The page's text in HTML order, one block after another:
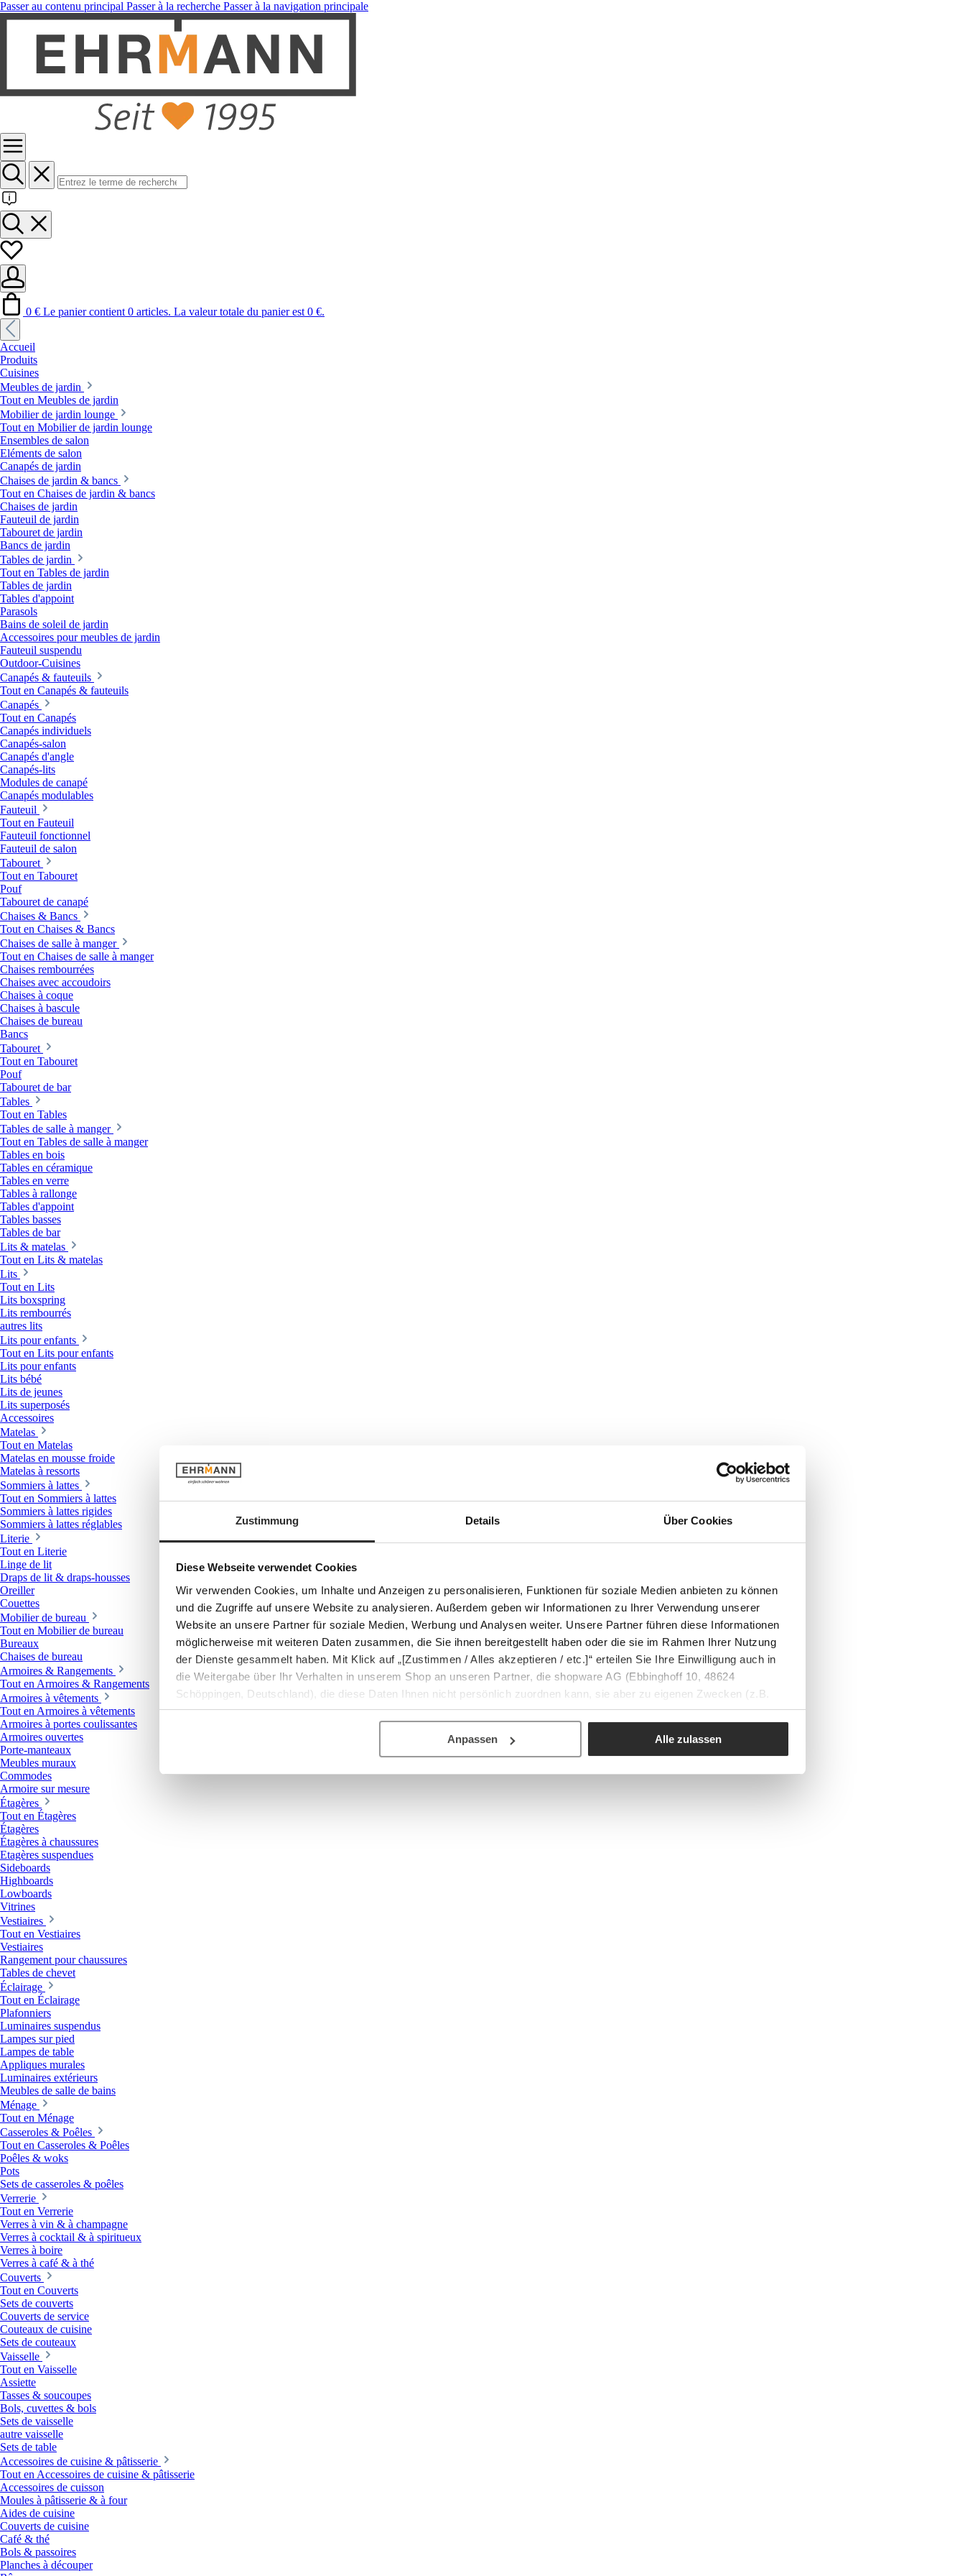
Zustimmung Details Über Cookies
Diese Webseite verwendet Cookies
Wir verwenden Cookies, um Inhalte und Anzeigen zu personalisieren, Funktionen für soziale Medien anbieten zu können
und die Zugriffe auf unsere Website zu analysieren. Außerdem geben wir Informationen zu Ihrer Verwendung unserer
Website an unsere Partner für soziale Medien, Werbung und Analysen weiter. Unsere Partner führen diese Informationen
möglicherweise mit weiteren Daten zusammen, die Sie ihnen bereitgestellt haben oder die sie im Rahmen Ihrer Nutzung
der Dienste gesammelt haben. Mit Klick auf „[Zustimmen / Alles akzeptieren / etc.]“ erteilen Sie Ihre Einwilligung auch in
die Weitergabe über Ihr Verhalten in unserem Shop an unseren Partner, die shopware AG (Ebbinghoff 10, 48624
Schöppingen, Deutschland), die diese Daten Ihnen nicht persönlich zuordnen kann, sie aber zu eigenen Zwecken (z.B.
Produktverbesserungen, Marktverhaltensanalysen) verarbeiten darf.
Anpassen Alle zulassen
Passer au contenu principal Passer à la recherche Passer à la navigation principale
0 € Le panier contient 0 articles. La valeur totale du panier est 0 €.
Accueil
Produits
Cuisines
Meubles de jardin
Tout en Meubles de jardin
Mobilier de jardin lounge
Tout en Mobilier de jardin lounge
Ensembles de salon
Eléments de salon
Canapés de jardin
Chaises de jardin & bancs
Tout en Chaises de jardin & bancs
Chaises de jardin
Fauteuil de jardin
Tabouret de jardin
Bancs de jardin
Tables de jardin
Tout en Tables de jardin
Tables de jardin
Tables d'appoint
Parasols
Bains de soleil de jardin
Accessoires pour meubles de jardin
Fauteuil suspendu
Outdoor-Cuisines
Canapés & fauteuils
Tout en Canapés & fauteuils
Canapés
Tout en Canapés
Canapés individuels
Canapés-salon
Canapés d'angle
Canapés-lits
Modules de canapé
Canapés modulables
Fauteuil
Tout en Fauteuil
Fauteuil fonctionnel
Fauteuil de salon
Tabouret
Tout en Tabouret
Pouf
Tabouret de canapé
Chaises & Bancs
Tout en Chaises & Bancs
Chaises de salle à manger
Tout en Chaises de salle à manger
Chaises rembourrées
Chaises avec accoudoirs
Chaises à coque
Chaises à bascule
Chaises de bureau
Bancs
Tabouret
Tout en Tabouret
Pouf
Tabouret de bar
Tables
Tout en Tables
Tables de salle à manger
Tout en Tables de salle à manger
Tables en bois
Tables en céramique
Tables en verre
Tables à rallonge
Tables d'appoint
Tables basses
Tables de bar
Lits & matelas
Tout en Lits & matelas
Lits
Tout en Lits
Lits boxspring
Lits rembourrés
autres lits
Lits pour enfants
Tout en Lits pour enfants
Lits pour enfants
Lits bébé
Lits de jeunes
Lits superposés
Accessoires
Matelas
Tout en Matelas
Matelas en mousse froide
Matelas à ressorts
Sommiers à lattes
Tout en Sommiers à lattes
Sommiers à lattes rigides
Sommiers à lattes réglables
Literie
Tout en Literie
Linge de lit
Draps de lit & draps-housses
Oreiller
Couettes
Mobilier de bureau
Tout en Mobilier de bureau
Bureaux
Chaises de bureau
Armoires & Rangements
Tout en Armoires & Rangements
Armoires à vêtements
Tout en Armoires à vêtements
Armoires à portes coulissantes
Armoires ouvertes
Porte-manteaux
Meubles muraux
Commodes
Armoire sur mesure
Étagères
Tout en Étagères
Étagères
Étagères à chaussures
Etagères suspendues
Sideboards
Highboards
Lowboards
Vitrines
Vestiaires
Tout en Vestiaires
Vestiaires
Rangement pour chaussures
Tables de chevet
Éclairage
Tout en Éclairage
Plafonniers
Luminaires suspendus
Lampes sur pied
Lampes de table
Appliques murales
Luminaires extérieurs
Meubles de salle de bains
Ménage
Tout en Ménage
Casseroles & Poêles
Tout en Casseroles & Poêles
Poêles & woks
Pots
Sets de casseroles & poêles
Verrerie
Tout en Verrerie
Verres à vin & à champagne
Verres à cocktail & à spiritueux
Verres à boire
Verres à café & à thé
Couverts
Tout en Couverts
Sets de couverts
Couverts de service
Couteaux de cuisine
Sets de couteaux
Vaisselle
Tout en Vaisselle
Assiette
Tasses & soucoupes
Bols, cuvettes & bols
Sets de vaisselle
autre vaisselle
Sets de table
Accessoires de cuisine & pâtisserie
Tout en Accessoires de cuisine & pâtisserie
Accessoires de cuisson
Moules à pâtisserie & à four
Aides de cuisine
Couverts de cuisine
Café & thé
Bols & passoires
Planches à découper